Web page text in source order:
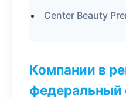
Center Beauty
Компании в
федеральный